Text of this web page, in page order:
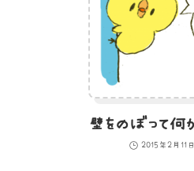
2015年2月11日